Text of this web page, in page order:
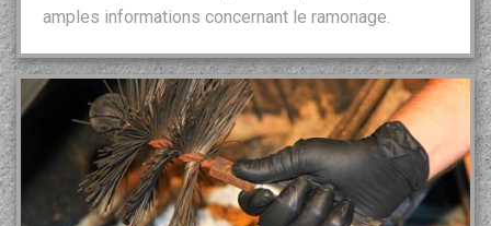
amples informations concernant le ramonage.